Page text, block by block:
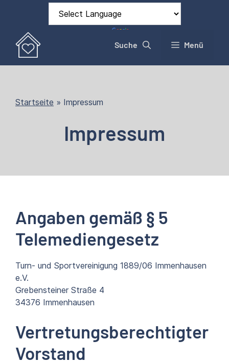
springen
Suche Menü
Startseite » Impressum
Impressum
Angaben gemäß § 5
Telemediengesetz
Turn- und Sportvereinigung 1889/06 Immenhausen
e.V.
Grebensteiner Straße 4
34376 Immenhausen
Vertretungsberechtigter
Vorstand